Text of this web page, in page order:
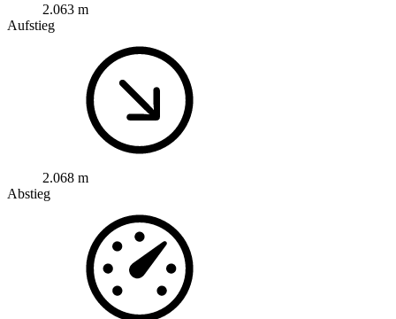
2.063 m
Aufstieg
2.068 m
Abstieg